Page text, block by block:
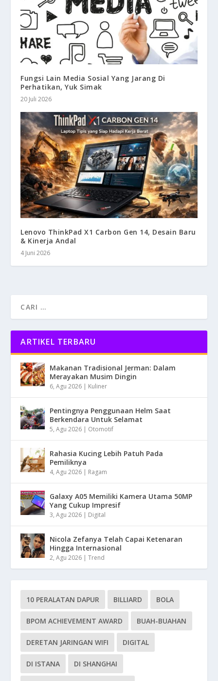
Fungsi Lain Media Sosial Yang Jarang Di
Perhatikan, Yuk Simak
20 Juli 2026
Lenovo ThinkPad X1 Carbon Gen 14, Desain Baru
& Kinerja Andal
4 Juni 2026
ARTIKEL TERBARU
Makanan Tradisional Jerman: Dalam
Merayakan Musim Dingin
6, Agu 2026 | Kuliner
Pentingnya Penggunaan Helm Saat
Berkendara Untuk Selamat
5, Agu 2026 | Otomotif
Rahasia Kucing Lebih Patuh Pada
Pemiliknya
4, Agu 2026 | Ragam
Galaxy A05 Memiliki Kamera Utama 50MP
Yang Cukup Impresif
3, Agu 2026 | Digital
Nicola Zefanya Telah Capai Ketenaran
Hingga Internasional
2, Agu 2026 |Trend
10 PERALATAN DAPUR BILLIARD BOLA
BPOM ACHIEVEMENT AWARD BUAH-BUAHAN
DERETAN JARINGAN WIFI DIGITAL
DI ISTANA DI SHANGHAI